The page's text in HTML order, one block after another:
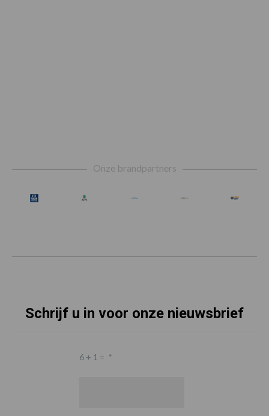
Onze brandpartners
Schrijf u in voor onze nieuwsbrief
6 + 1 = *